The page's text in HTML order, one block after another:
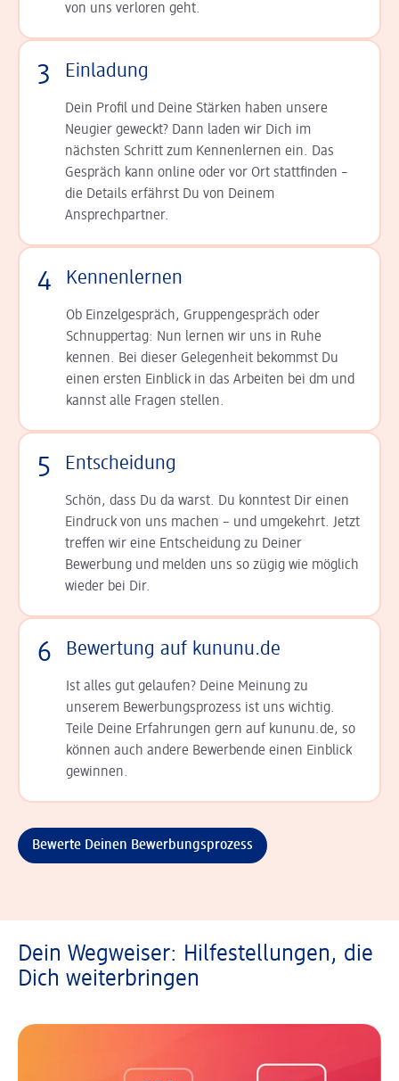
von uns verloren geht.
3 Einladung
Dein Profil und Deine Stär­ken haben unsere
Neugier geweckt? Dann laden wir Dich im
nächsten Schritt zum Kennen­lernen ein. Das
Gespräch kann online oder vor Ort statt­finden –
die Details er­fährst Du von Deinem
Ansprechpartner.
4 Kennenlernen
Ob Einzelgespräch, Grup­pen­gespräch oder
Schnup­per­tag: Nun lernen wir uns in Ruhe
kennen. Bei dieser Gelegenheit bekommst Du
einen ersten Einblick in das Arbeiten bei dm und
kannst alle Fragen stellen.
5 Entscheidung
Schön, dass Du da warst. Du konntest Dir einen
Ein­druck von uns machen – und umgekehrt. Jetzt
tref­fen wir eine Entscheidung zu Deiner
Bewerbung und melden uns so zügig wie möglich
wieder bei Dir.
6 Bewertung auf kununu.de
Ist alles gut gelaufen? Deine Meinung zu
unserem Bewerbungsprozess ist uns wichtig.
Teile Deine Erfahrungen gern auf kununu.de, so
können auch andere Bewerbende einen Einblick
gewinnen.
Bewerte Deinen Bewerbungsprozess
Dein Wegweiser: Hilfestellungen, die
Dich weiterbringen